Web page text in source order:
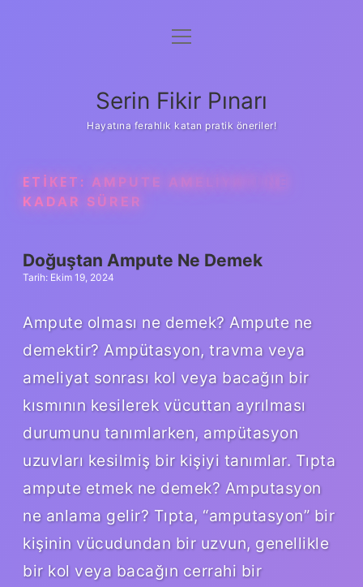
Gizlilik Politikası
Yasal Uyarı
menüyü
Serin Fikir Pınarı
Hayatına ferahlık katan pratik öneriler!
ETIKET: AMPUTE AMELIYATI NE
KADAR SÜRER
Doğuştan Ampute Ne Demek
Tarih: Ekim 19, 2024
Ampute olması ne demek? Ampute ne
demektir? Ampütasyon, travma veya
ameliyat sonrası kol veya bacağın bir
kısmının kesilerek vücuttan ayrılması
durumunu tanımlarken, ampütasyon
uzuvları kesilmiş bir kişiyi tanımlar. Tıpta
ampute etmek ne demek? Amputasyon
ne anlama gelir? Tıpta, “amputasyon” bir
kişinin vücudundan bir uzvun, genellikle
bir kol veya bacağın cerrahi bir